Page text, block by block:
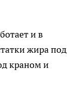
и в
жира под
краном и